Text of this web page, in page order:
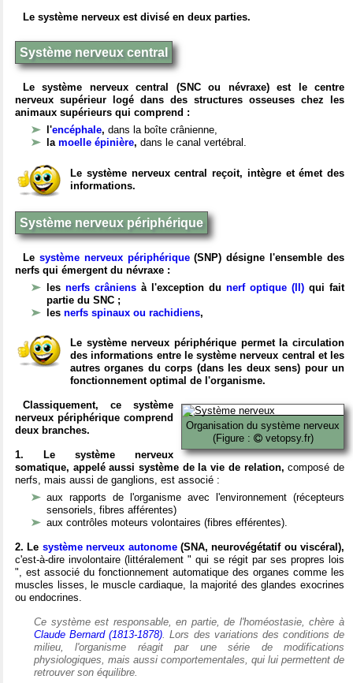
Le système nerveux est divisé en deux parties.
Système nerveux central
Le système nerveux central (SNC ou névraxe) est le centre
nerveux supérieur logé dans des structures osseuses chez les
animaux supérieurs qui comprend :
l'encéphale, dans la boîte crânienne,
la moelle épinière, dans le canal vertébral.
Le système nerveux central reçoit, intègre et émet des
informations.
Système nerveux périphérique
Le système nerveux périphérique(SNP) désigne l'ensemble des
nerfs qui émergent du névraxe :
les nerfs crâniens à l'exception du nerf optique (II) qui fait
partie du SNC ;
les nerfs spinaux ou rachidiens,
Le système nerveux périphérique permet la circulation
des informations entre le système nerveux central et les
autres organes du corps (dans les deux sens) pour un
fonctionnement optimal de l'organisme.
Organisation du système nerveux
(Figure :
vetopsy.fr)
Classiquement, ce système
nerveux périphérique comprend
deux branches.
1. Le système nerveux
somatique, appelé aussi système de la vie de relation, composé de
nerfs, mais aussi de ganglions, est associé :
aux rapports de l'organisme avec l'environnement (récepteurs
sensoriels, fibres afférentes)
aux contrôles moteurs volontaires (fibres efférentes).
2. Le système nerveux autonome(SNA, neurovégétatif ou viscéral),
c'est-à-dire involontaire (littéralement " qui se régit par ses propres lois
", est associé du fonctionnement automatique des organes comme les
muscles lisses, le muscle cardiaque, la majorité des glandes exocrines
ou endocrines.
Ce système est responsable, en partie, de l'homéostasie, chère à
Claude Bernard (1813-1878). Lors des variations des conditions de
milieu, l'organisme réagit par une série de modifications
physiologiques, mais aussi comportementales, qui lui permettent de
retrouver son équilibre.